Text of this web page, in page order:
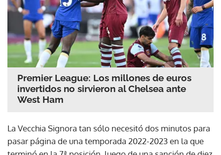
Premier League: Los millones de euros
invertidos no sirvieron al Chelsea ante
West Ham
La Vecchia Signora tan sólo necesitó dos minutos para
pasar página de una temporada 2022-2023 en la que